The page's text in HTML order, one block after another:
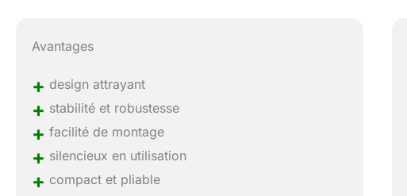
Avantages
+ design attrayant
+ stabilité et robustesse
+ facilité de montage
+ silencieux en utilisation
+ compact et pliable